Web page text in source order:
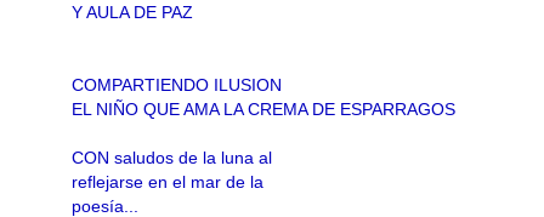
Y AULA DE PAZ
COMPARTIENDO ILUSION
EL NIÑO QUE AMA LA CREMA DE ESPARRAGOS
CON saludos de la luna al
reflejarse en el mar de la
poesía...